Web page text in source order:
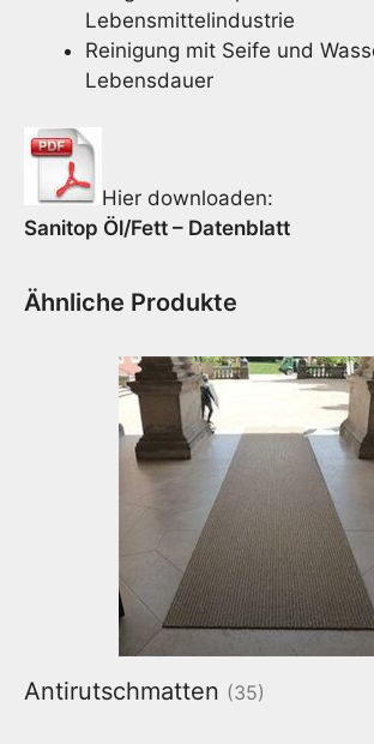
Lebensmittelindustrie
Reinigung mit Seife und
Lebensdauer
Hier downloaden:
Sanitop Öl/Fett – Datenblatt
Ähnliche Produkte
Antirutschmatten (35)